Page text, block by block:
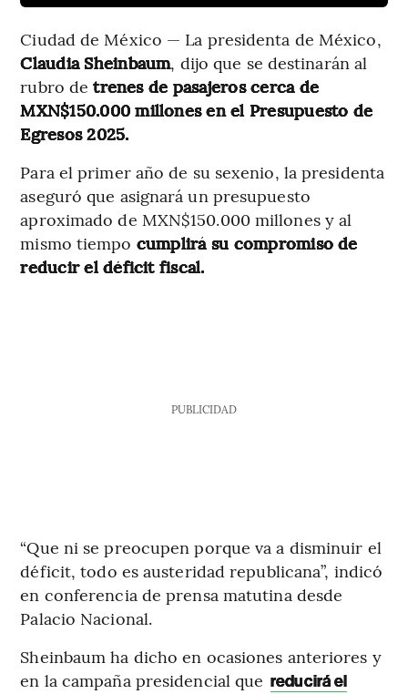
Ciudad de México — La presidenta de México,
Claudia Sheinbaum, dijo que se destinarán al
rubro detrenes de pasajeros cerca de
MXN$150.000 millones en el Presupuesto de
Egresos 2025.
Para el primer año de su sexenio, la presidenta
aseguró que asignará un presupuesto
aproximado de MXN$150.000 millones y al
mismo tiempo cumplirá su compromiso de
reducir el déficit fiscal.
PUBLICIDAD
“Que ni se preocupen porque va a disminuir el
déficit, todo es austeridad republicana”, indicó
en conferencia de prensa matutina desde
Palacio Nacional.
Sheinbaum ha dicho en ocasiones anteriores y
en la campaña presidencial que reducirá el